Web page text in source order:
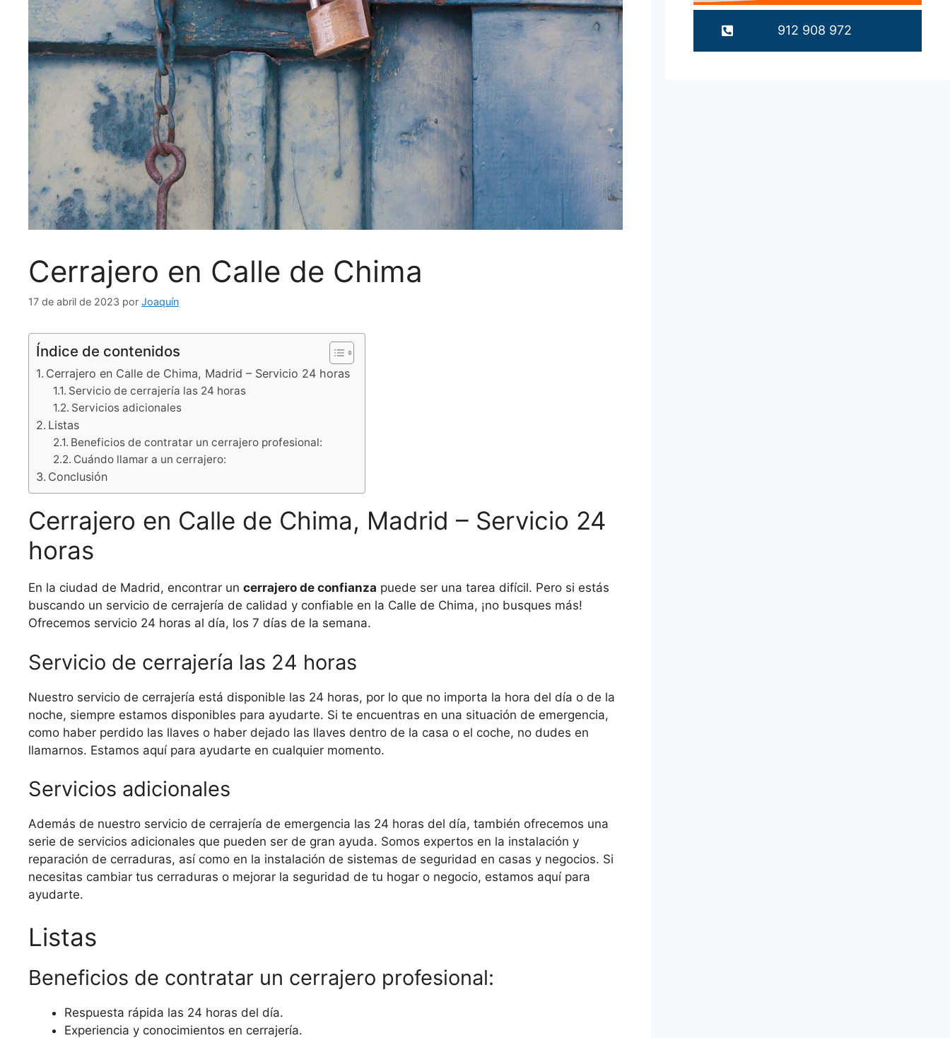
Cerrajero en Calle de Chima
17 de abril de 2023 por Joaquín
Índice de contenidos
Cerrajero en Calle de Chima, Madrid – Servicio 24 horas
Servicio de cerrajería las 24 horas
Servicios adicionales
Listas
Beneficios de contratar un cerrajero profesional:
Cuándo llamar a un cerrajero:
Conclusión
Cerrajero en Calle de Chima, Madrid – Servicio 24
horas
En la ciudad de Madrid, encontrar un cerrajero de confianza puede ser una tarea difícil. Pero si estás
buscando un servicio de cerrajería de calidad y confiable en la Calle de Chima, ¡no busques más!
Ofrecemos servicio 24 horas al día, los 7 días de la semana.
Servicio de cerrajería las 24 horas
Nuestro servicio de cerrajería está disponible las 24 horas, por lo que no importa la hora del día o de la
noche, siempre estamos disponibles para ayudarte. Si te encuentras en una situación de emergencia,
como haber perdido las llaves o haber dejado las llaves dentro de la casa o el coche, no dudes en
llamarnos. Estamos aquí para ayudarte en cualquier momento.
Servicios adicionales
Además de nuestro servicio de cerrajería de emergencia las 24 horas del día, también ofrecemos una
serie de servicios adicionales que pueden ser de gran ayuda. Somos expertos en la instalación y
reparación de cerraduras, así como en la instalación de sistemas de seguridad en casas y negocios. Si
necesitas cambiar tus cerraduras o mejorar la seguridad de tu hogar o negocio, estamos aquí para
ayudarte.
Listas
Beneficios de contratar un cerrajero profesional:
Respuesta rápida las 24 horas del día.
Experiencia y conocimientos en cerrajería.
912 908 972